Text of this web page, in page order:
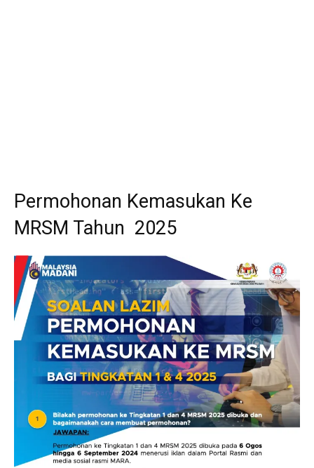
Permohonan Kemasukan Ke
MRSM Tahun 2025